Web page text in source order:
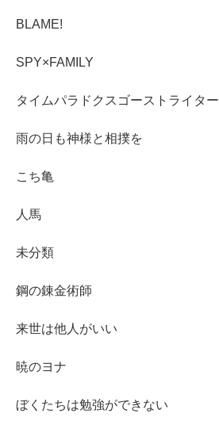
BLAME!
SPY×FAMILY
タイムパラドクスゴーストライター
雨の日も神様と相撲を
こち亀
人馬
未分類
鋼の錬金術師
来世は他人がいい
暁のヨナ
ぼくたちは勉強ができない